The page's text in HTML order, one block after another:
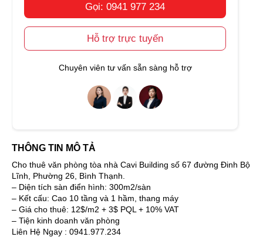
Gọi: 0941 977 234
Hỗ trợ trực tuyến
Chuyên viên tư vấn sẵn sàng hỗ trợ
THÔNG TIN MÔ TẢ
Cho thuê văn phòng tòa nhà Cavi Building số 67 đường Đinh Bộ
Lĩnh, Phường 26, Bình Thạnh.
– Diện tích sàn điển hình: 300m2/sàn
– Kết cấu: Cao 10 tầng và 1 hầm, thang máy
– Giá cho thuê: 12$/m2 + 3$ PQL + 10% VAT
– Tiện kinh doanh văn phòng
Liên Hệ Ngay : 0941.977.234